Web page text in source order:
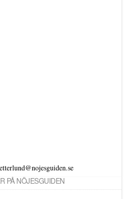
PÅ NÖJESGUIDEN